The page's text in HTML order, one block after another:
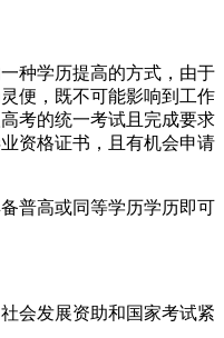
种学历提高的方式，由于
便，既不可能影响到工作
考的统一考试且完成要求
资格证书，且有机会申请
普高或同等学历学历即可
会发展资助和国家考试紧